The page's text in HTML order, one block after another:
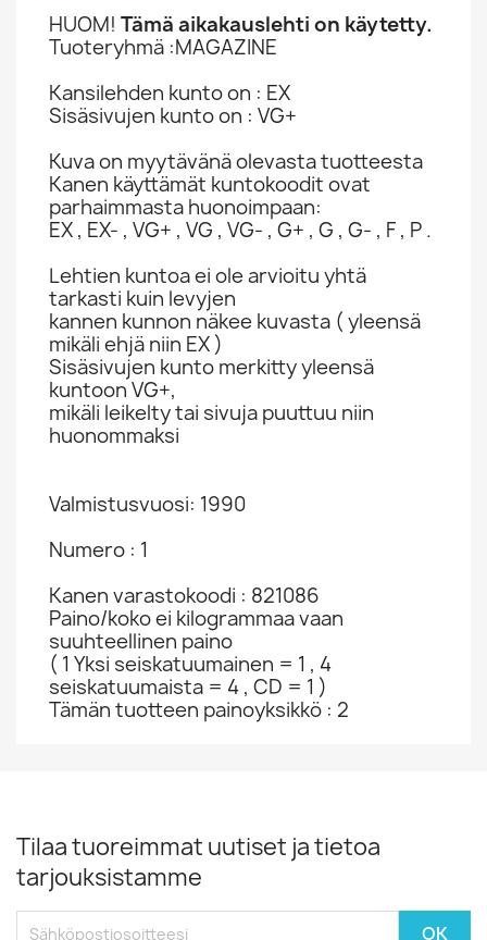
HUOM! Tämä aikakauslehti on käytetty.
Tuoteryhmä :MAGAZINE
Kansilehden kunto on : EX
Sisäsivujen kunto on : VG+
Kuva on myytävänä olevasta tuotteesta
Kanen käyttämät kuntokoodit ovat
parhaimmasta huonoimpaan:
EX , EX- , VG+ , VG , VG- , G+ , G , G- , F , P .
Lehtien kuntoa ei ole arvioitu yhtä
tarkasti kuin levyjen
kannen kunnon näkee kuvasta ( yleensä
mikäli ehjä niin EX )
Sisäsivujen kunto merkitty yleensä
kuntoon VG+,
mikäli leikelty tai sivuja puuttuu niin
huonommaksi
Valmistusvuosi: 1990
Numero : 1
Kanen varastokoodi : 821086
Paino/koko ei kilogrammaa vaan
suuhteellinen paino
( 1 Yksi seiskatuumainen = 1 , 4
seiskatuumaista = 4 , CD = 1 )
Tämän tuotteen painoyksikkö : 2
Tilaa tuoreimmat uutiset ja tietoa
tarjouksistamme